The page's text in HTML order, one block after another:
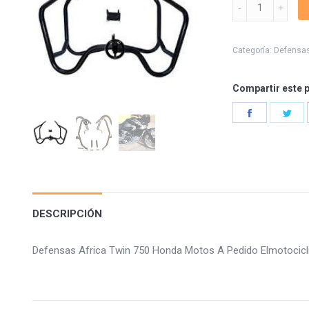
750
Categoría:
Compartir este
DESCRIPCIÓN
Defensas Africa Twin 750 Honda Motos A Pedido